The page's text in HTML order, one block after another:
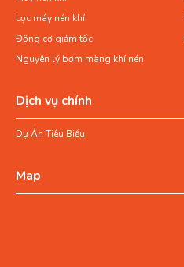
Lọc máy nén khí
Động cơ giảm tốc
Nguyên lý bơm màng khí nén
Dịch vụ chính
Dự Án Tiêu Biểu
Map